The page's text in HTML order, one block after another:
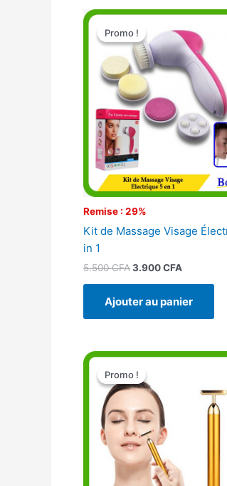
Promo !
Remise : 29%
Promo !
Kit de Massage Visage
in 1
5.500CFA
Le
prix
initial
était :
5.500 CFA.
3.900CFA
Le
actuel
est :
3.900
Ajouter au panier
Promo !
Promo !
Le
prix
initial
était :
11.000 CFA.
Le
est :
9.500